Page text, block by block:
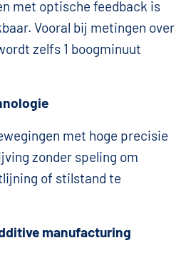
met optische feedback is
Vooral bij metingen over
zelfs 1 boogminuut
met hoge precisie
zonder speling om
of stilstand te
manufacturing